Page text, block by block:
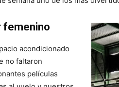
femenino
acondicionado
no faltaron
películas